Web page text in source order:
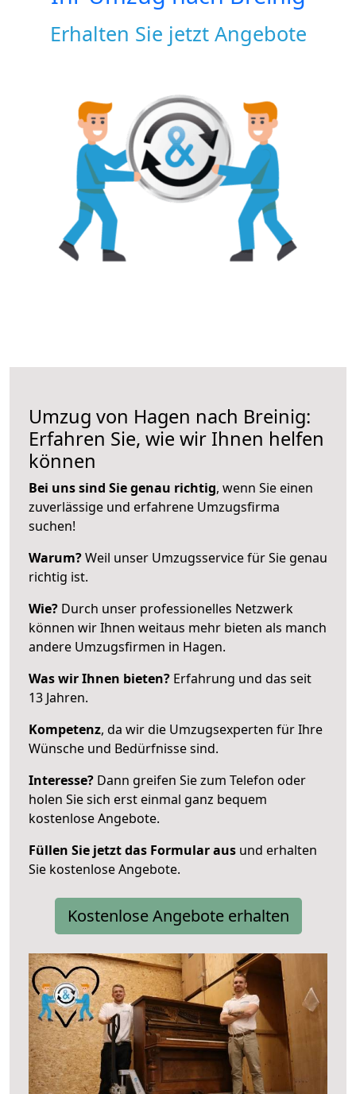
Erhalten Sie jetzt Angebote
Umzug von Hagen nach Breinig:
Erfahren Sie, wie wir Ihnen helfen
können
Bei uns sind Sie genau richtig, wenn Sie einen
zuverlässige und erfahrene Umzugsfirma
suchen!
Warum?Weil unser Umzugsservice für Sie genau
richtig ist.
Wie? Durch unser professionelles Netzwerk
können wir Ihnen weitaus mehr bieten als manch
andere Umzugsfirmen in Hagen.
Was wir Ihnen bieten? Erfahrung und das seit
13 Jahren.
Kompetenz, da wir die Umzugsexperten für Ihre
Wünsche und Bedürfnisse sind.
Interesse? Dann greifen Sie zum Telefon oder
holen Sie sich erst einmal ganz bequem
kostenlose Angebote.
Füllen Sie jetzt das Formular aus und erhalten
Sie kostenlose Angebote.
Kostenlose Angebote erhalten